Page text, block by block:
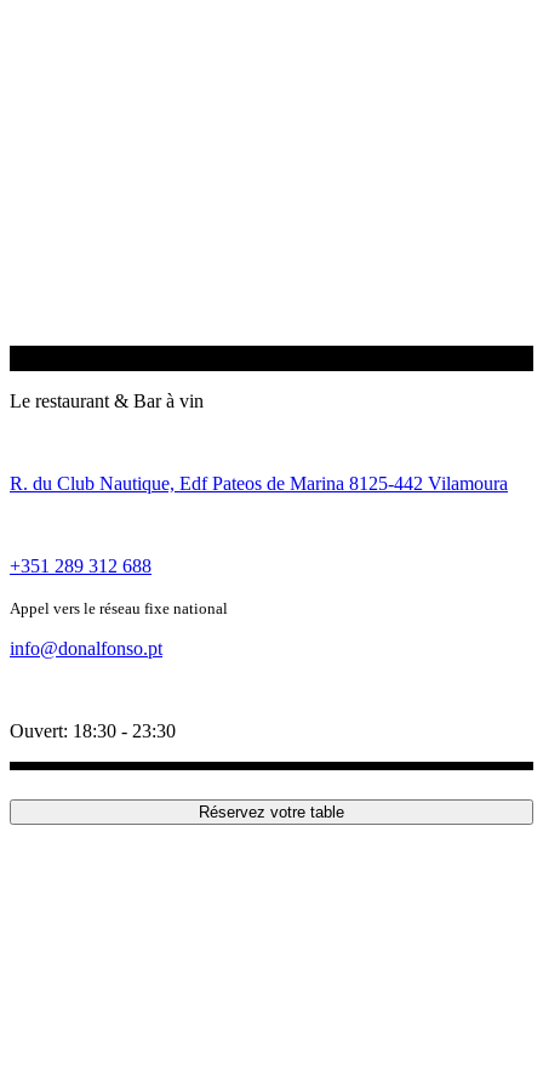
Le restaurant & Bar à vin
R. du Club Nautique, Edf Pateos de Marina 8125-442 Vilamoura
+351 289 312 688
Appel vers le réseau fixe national
info@donalfonso.pt
Ouvert: 18:30 - 23:30
Réservez votre table